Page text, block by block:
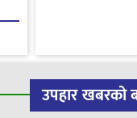
उपहार खबरको